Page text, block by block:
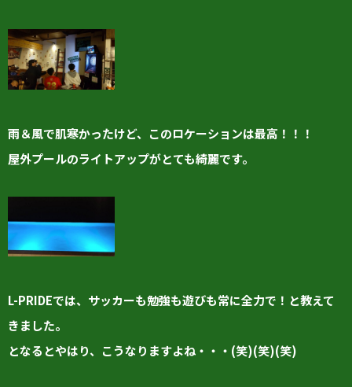
雨＆風で肌寒かったけど、このロケーションは最高！！！
屋外プールのライトアップがとても綺麗です。
L-PRIDEでは、サッカーも勉強も遊びも常に全力で！と教えて
きました。
となるとやはり、こうなりますよね・・・(笑)(笑)(笑)